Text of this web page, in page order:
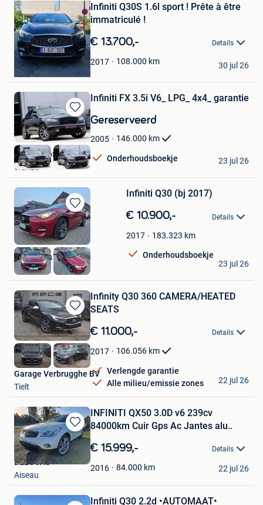
in
Mijn
Favorieten
Infiniti Q30S 1.6l sport ! Prête à être
immatriculé !
€ 13.700,- Details
2017 108.000 km
Redouan
Koekelberg
30 jul 26
Bewaren
in
Mijn
Favorieten
Infiniti FX 3.5i V6_ LPG_ 4x4_ garantie
Gereserveerd
2005 146.000 km
Onderhoudsboekje
AutoRetroSport
Wanze
23 jul 26
Bewaren
in
Mijn
Favorieten
Infiniti Q30 (bj 2017)
€ 10.900,- Details
2017 183.323 km
Onderhoudsboekje
WRM Cars
Gembloux
23 jul 26
Bewaren
in
Mijn
Favorieten
Infinity Q30 360 CAMERA/HEATED
SEATS
€ 11.000,- Details
2017 106.056 km
Verlengde garantie
Alle milieu/emissie zones
Garage Verbrugghe BV
Tielt
22 jul 26
Bewaren
in
Mijn
Favorieten
INFINITI QX50 3.0D v6 239cv
84000km Cuir Gps Ac Jantes alu..
€ 15.999,- Details
2016 84.000 km
BELOCAS
Aiseau
22 jul 26
Infiniti Q30 2.2d •AUTOMAAT•